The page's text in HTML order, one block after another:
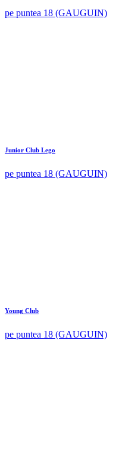
pe puntea 18 (GAUGUIN)
Junior Club Lego
pe puntea 18 (GAUGUIN)
Young Club
pe puntea 18 (GAUGUIN)